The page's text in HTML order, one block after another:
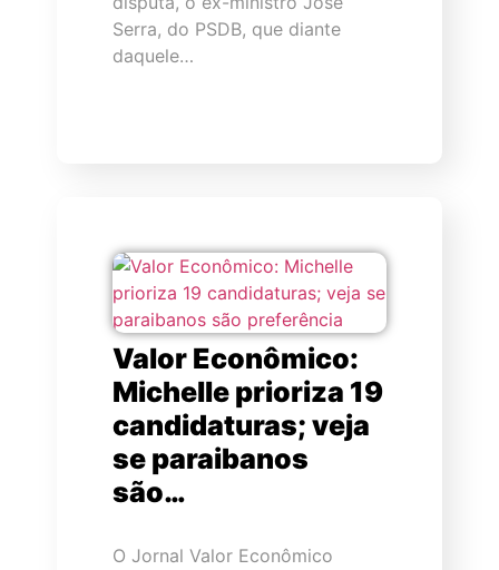
Serra, do PSDB, que diante
daquele…
Valor Econômico:
Michelle prioriza 19
candidaturas; veja
se paraibanos
são…
O Jornal Valor Econômico